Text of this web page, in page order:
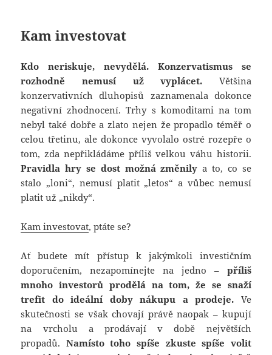
Kam investovat
Kdo neriskuje, nevydělá. Konzervatismus se
rozhodně nemusí už vyplácet. Většina
konzervativních dluhopisů zaznamenala dokonce
negativní zhodnocení. Trhy s komoditami na tom
nebyl také dobře a zlato nejen že propadlo téměř o
celou třetinu, ale dokonce vyvolalo ostré rozepře o
tom, zda nepřikládáme příliš velkou váhu historii.
Pravidla hry se dost možná změnily a to, co se
stalo „loni“, nemusí platit „letos“ a vůbec nemusí
platit už „nikdy“.
Kam investovat, ptáte se?
Ať budete mít přístup k jakýmkoli investičním
doporučením, nezapomínejte na jedno – příliš
mnoho investorů prodělá na tom, že se snaží
trefit do ideální doby nákupu a prodeje. Ve
skutečnosti se však chovají právě naopak – kupují
na vrcholu a prodávají v době největších
propadů. Namísto toho spíše zkuste spíše volit